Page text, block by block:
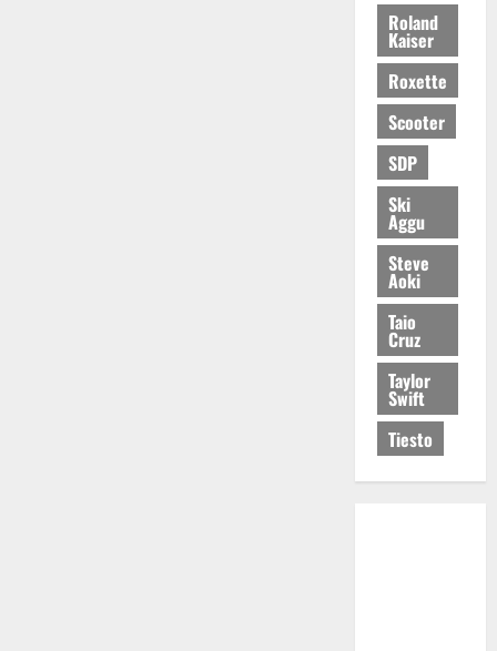
Roland
Kaiser
Roxette
Scooter
SDP
Ski
Aggu
Steve
Aoki
Taio
Cruz
Taylor
Swift
Tiesto